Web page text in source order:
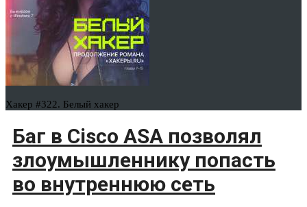
Хакер #322. Белый хакер
Баг в Cisco ASA позволял
злоумышленнику попасть
во внутреннюю сеть